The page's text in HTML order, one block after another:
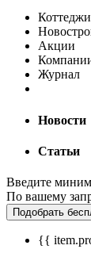
Коттеджи
Акции
Журнал
Новости
Статьи
Введите
По вашему
Подобрать
{{